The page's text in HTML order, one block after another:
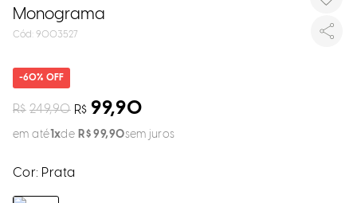
Monograma
: 9003527
60%
R$ 249,90 R$ 99,90
em até 1 R$ 99,90sem juros
Cor: Prata
Selecione